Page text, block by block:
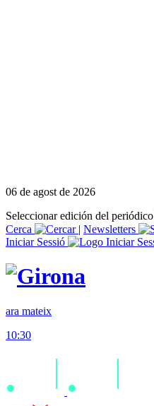
06 de agost de 2026
Seleccionar edición del periódico
Cerca
| Newsletters
Iniciar Sessió
ara mateix
10:30